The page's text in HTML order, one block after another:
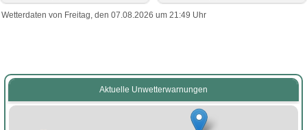
Wetterdaten von Freitag, den 07.08.2026 um 21:49 Uhr
Aktuelle Unwetterwarnungen